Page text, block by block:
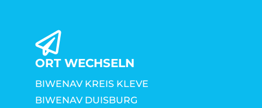
ORT WECHSELN
BIWENAV KREIS KLEVE
BIWENAV DUISBURG